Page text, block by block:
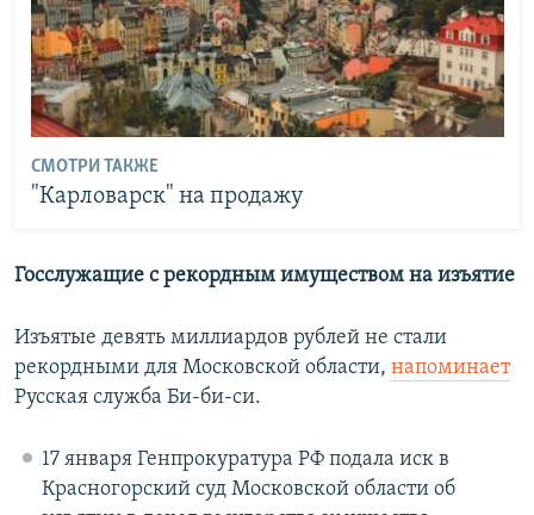
СМОТРИ ТАКЖЕ
"Карловарск" на продажу
Госслужащие с рекордным имуществом на изъятие
Изъятые девять миллиардов рублей не стали
рекордными для Московской области, напоминает
Русская служба Би-би-си.
17 января Генпрокуратура РФ подала иск в
Красногорский суд Московской области об